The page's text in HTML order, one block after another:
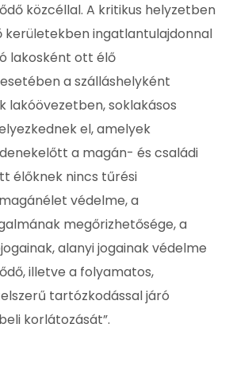
közcéllal. A kritikus helyzetben
kerületekben ingatlantulajdonnal
lakosként ott élő
a szálláshelyként
lakóövezetben, soklakásos
el, amelyek
a magán- és családi
élőknek nincs tűrési
védelme, a
megőrizhetősége, a
alanyi jogainak védelme
illetve a folyamatos,
tartózkodással járó
korlátozását”.